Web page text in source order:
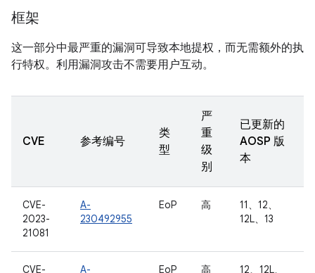
框架
这一部分中最严重的漏洞可导致本地提权，而无需额外的执
行特权。利用漏洞攻击不需要用户互动。
CVE 参考编号
类
型
严
重
级
别
已更新的
AOSP 版
本
CVE-
2023-
21081
A-
230492955
EoP 高
11、12、
12L、13
CVE-
A-
EoP 高
12、12L、